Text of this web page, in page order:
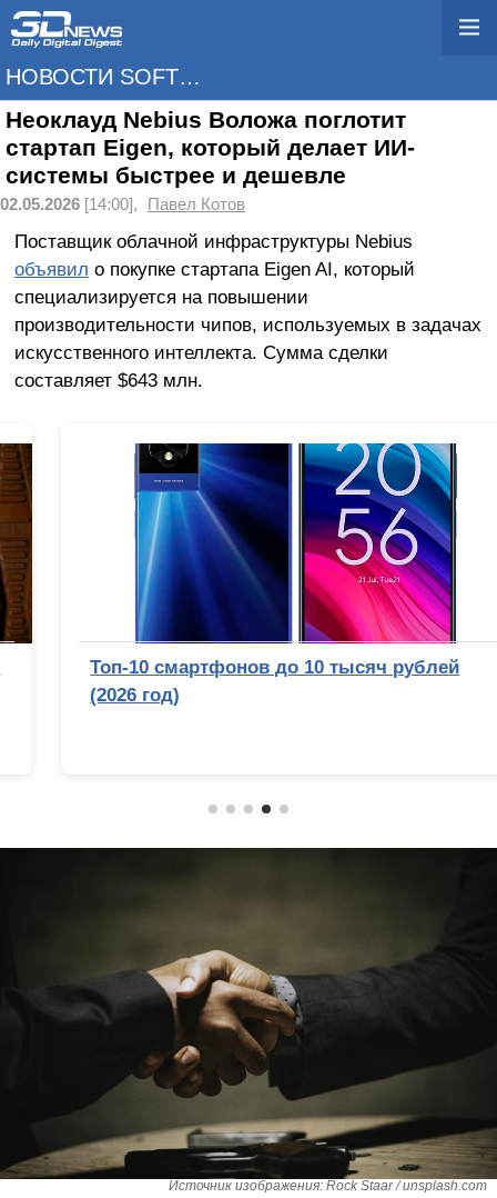
НОВОСТИ SOFTWARE
Неоклауд Nebius Воложа поглотит
стартап Eigen, который делает ИИ-
системы быстрее и дешевле
02.05.2026 [14:00], Павел Котов
Поставщик облачной инфраструктуры Nebius
объявил о покупке стартапа Eigen AI, который
специализируется на повышении
производительности чипов, используемых в задачах
искусственного интеллекта. Сумма сделки
составляет $643 млн.
Топ-10 смартфонов до 10 тысяч рублей
(2026 год)
Источник изображения: Rock Staar / unsplash.com